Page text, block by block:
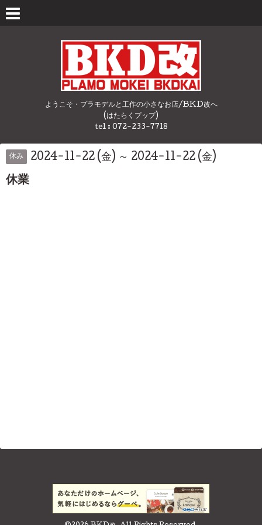
ようこそ・プラモデルと工作の小さなお店/BKD改へ
(はたらくプップ)
tel : 072-233-7718
休み 2024-11-22 (金) ～ 2024-11-22 (金)
休業